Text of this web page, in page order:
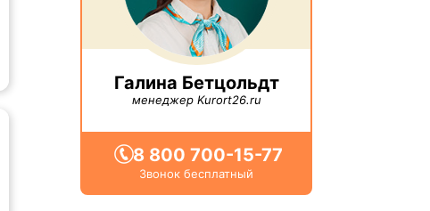
Галина Бетцольдт
менеджер Kurort26.ru
8 800 700-15-77
Звонок бесплатный